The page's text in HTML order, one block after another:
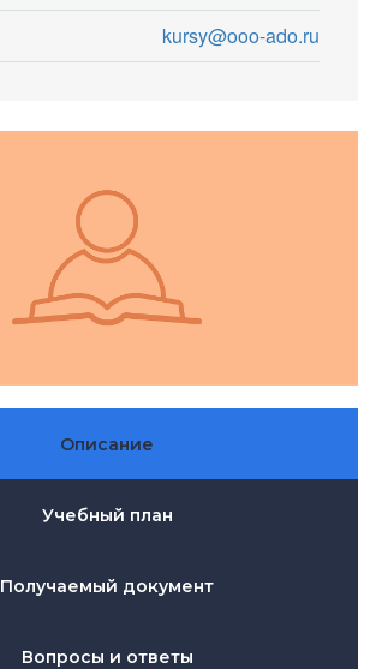
kursy@ooo-ado.ru
Описание
Учебный план
Получаемый документ
Вопросы и ответы